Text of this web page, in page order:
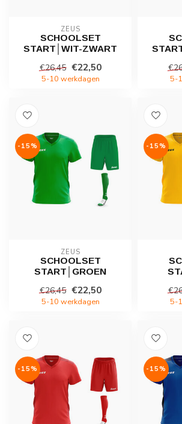
ZEUS
SCHOOLSET
START│WIT-ZWART
€26,45 €22,50
5-10 werkdagen 5-
-15%
ZEUS
SCHOOLSET
START│GROEN
€26,45 €22,50
5-10 werkdagen
-15%
5-
-15% -15%